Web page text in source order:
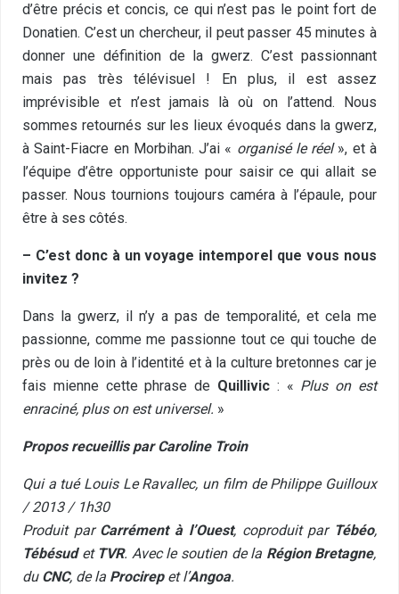
d’être précis et concis, ce qui n’est pas le point fort de
Donatien. C’est un chercheur, il peut passer 45 minutes à
donner une définition de la gwerz. C’est passionnant
mais pas très télévisuel ! En plus, il est assez
imprévisible et n’est jamais là où on l’attend. Nous
sommes retournés sur les lieux évoqués dans la gwerz,
à Saint-Fiacre en Morbihan. J’ai « organisé le réel», et à
l’équipe d’être opportuniste pour saisir ce qui allait se
passer. Nous tournions toujours caméra à l’épaule, pour
être à ses côtés.
– C’est donc à un voyage intemporel que vous nous
invitez ?
Dans la gwerz, il n’y a pas de temporalité, et cela me
passionne, comme me passionne tout ce qui touche de
près ou de loin à l’identité et à la culture bretonnes car je
fais mienne cette phrase de Quillivic : « Plus on est
enraciné, plus on est universel. »
Propos recueillis par Caroline Troin
Qui a tué Louis Le Ravallec, un film de Philippe Guilloux
/ 2013 / 1h30
Produit par Carrément à l’Ouest, coproduit parTébéo,
TébésudetTVR. Avec le soutien de la Région Bretagne,
duCNC, de la Procirepet l’Angoa.